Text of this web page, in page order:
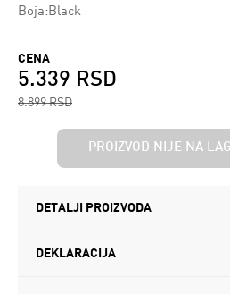
Boja:Black
CENA
5.339 RSD
8.899 RSD
PROIZVOD NIJE NA
DETALJI PROIZVODA
DEKLARACIJA